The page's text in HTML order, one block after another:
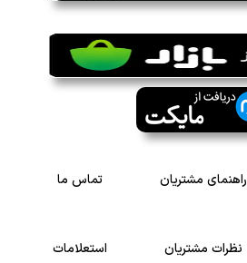
راهنمای مشتریان تماس ما
نظرات مشتریان
استعلامات